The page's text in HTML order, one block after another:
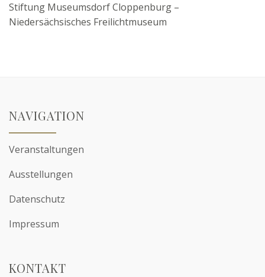
Stiftung Museumsdorf Cloppenburg –
Niedersächsisches Freilichtmuseum
NAVIGATION
Veranstaltungen
Ausstellungen
Datenschutz
Impressum
KONTAKT